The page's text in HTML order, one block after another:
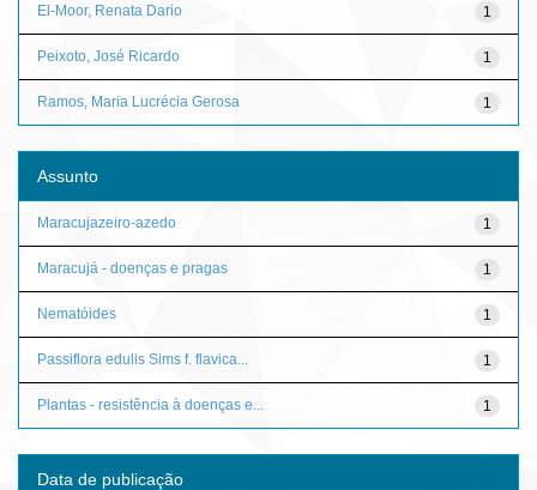
1
El-Moor, Renata Dario
1
Peixoto, José Ricardo
1
Ramos, Maria Lucrécia Gerosa
Assunto
1
Maracujazeiro-azedo
1
Maracujá - doenças e pragas
1
Nematóides
1
Passiflora edulis Sims f. flavica...
1
Plantas - resistência à doenças e...
Data de publicação